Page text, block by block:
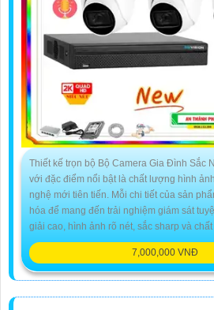
Thiết kế trọn bộ Bộ Camera Gia Đình Sắc
với đặc điểm nổi bật là chất lượng hình
nghệ mới tiên tiến. Mỗi chi tiết của sản
hóa để mang đến trải nghiệm giám sát
giải cao, hình ảnh rõ nét, sắc sharp và
7,000,000 VNĐ